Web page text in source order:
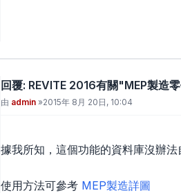
回覆: REVITE 2016有關"MEP製造
文章
由 admin »2015年 8月 20日, 10:04
據我所知，這個功能的資料庫沒辦
使用方法可參考 MEP製造詳圖